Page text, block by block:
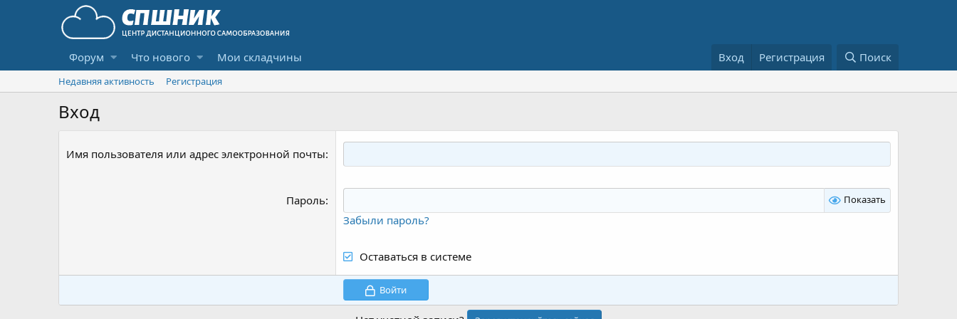
Форум Что нового Мои складчины Вход Регистрация Поиск
Недавняя активность Регистрация
Вход
Имя пользователя или адрес электронной почты
Пароль Показать
Забыли пароль?
Оставаться в системе
Войти